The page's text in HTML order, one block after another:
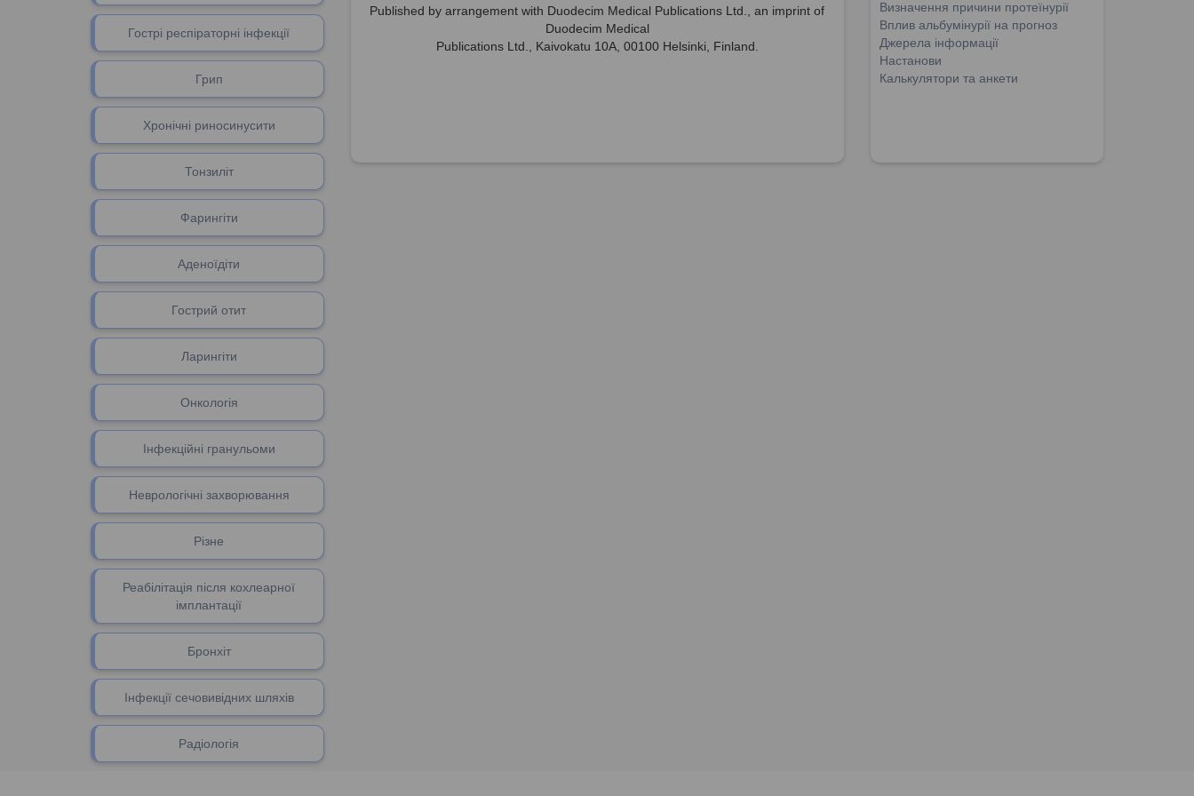
Гострі респіраторні інфекції
Грип
Хронічні риносинусити
Тонзиліт
Фарингіти
Аденоїдіти
Гоcтрий отит
Ларингіти
Онкологія
Інфекційні гранульоми
Неврологічні захворювання
Різне
Реабілітація після кохлеарної
імплантації
Бронхіт
Інфекції сечовивідних шляхів
Радіологія
Визначення причини протеїнурії
Вплив альбумінурії на прогноз
Джерела інформації
Настанови
Калькулятори та анкети
Published by arrangement with Duodecim Medical Publications Ltd., an imprint of
Duodecim Medical
Publications Ltd., Kaivokatu 10A, 00100 Helsinki, Finland.